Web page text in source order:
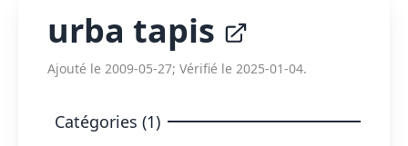
urba tapis
Ajouté le 2009-05-27; Vérifié le 2025-01-04.
Catégories (1)